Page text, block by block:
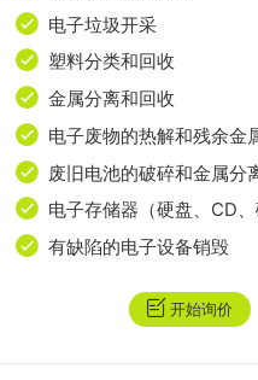
电子垃圾开采
塑料分类和回收
金属分离和回收
电子废物的热解和残余金
废旧电池的破碎和金属分
电子存储器（硬盘、CD
有缺陷的电子设备销毁
开始询价